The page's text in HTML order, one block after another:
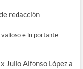
redacción
valioso e importante
Julio Alfonso López a